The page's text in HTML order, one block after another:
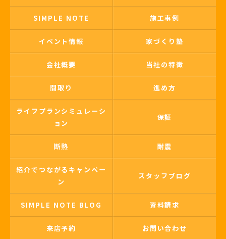
SIMPLE NOTE 施工事例
イベント情報 家づくり塾
会社概要 当社の特徴
間取り 進め方
ライフプランシミュレーシ
ョン
保証
断熱 耐震
紹介でつながるキャンペー
ン
スタッフブログ
SIMPLE NOTE BLOG 資料請求
来店予約 お問い合わせ